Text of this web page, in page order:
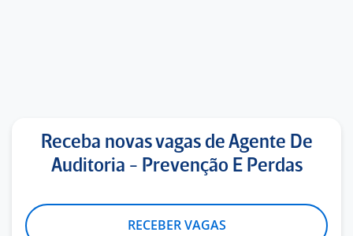
Receba novas vagas de Agente De
Auditoria - Prevenção E Perdas
RECEBER VAGAS